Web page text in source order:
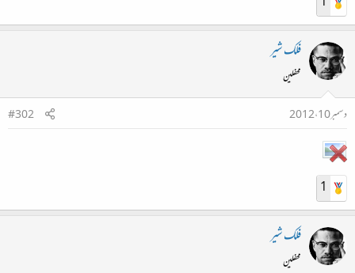
فلک شیر
محفلین
دسمبر 10، 2012
#302
1
فلک شیر
محفلین